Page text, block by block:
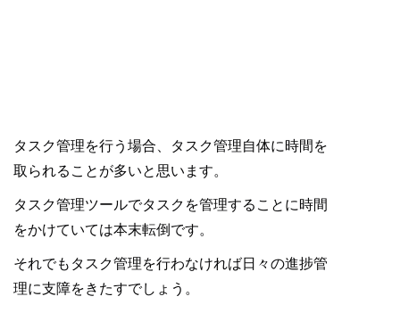
タスク管理を行う場合、タスク管理自体に時間を
取られることが多いと思います。
タスク管理ツールでタスクを管理することに時間
をかけていては本末転倒です。
それでもタスク管理を行わなければ日々の進捗管
理に支障をきたすでしょう。